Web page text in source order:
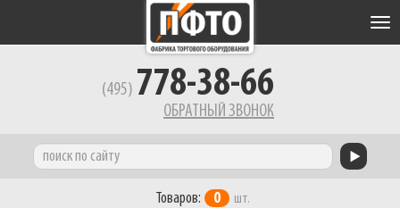
(495) 778-38-66
ОБРАТНЫЙ ЗВОНОК
Товаров: 0 шт.